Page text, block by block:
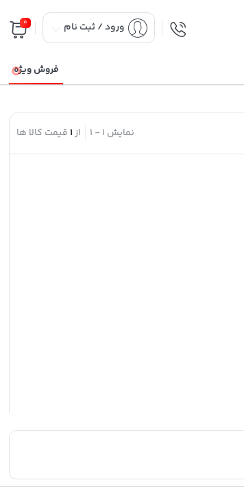
ورود / ثبت نام 0
فروش ویژه
نمایش 1
-
1 از1 قیمت کالا ها